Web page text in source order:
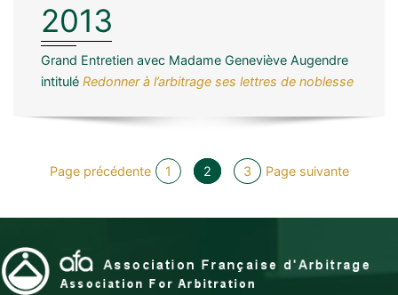
2013
Grand Entretien avec Madame Geneviève Augendre
intitulé Redonner à l’arbitrage ses lettres de noblesse
Page précédente 1 2 3 Page suivante